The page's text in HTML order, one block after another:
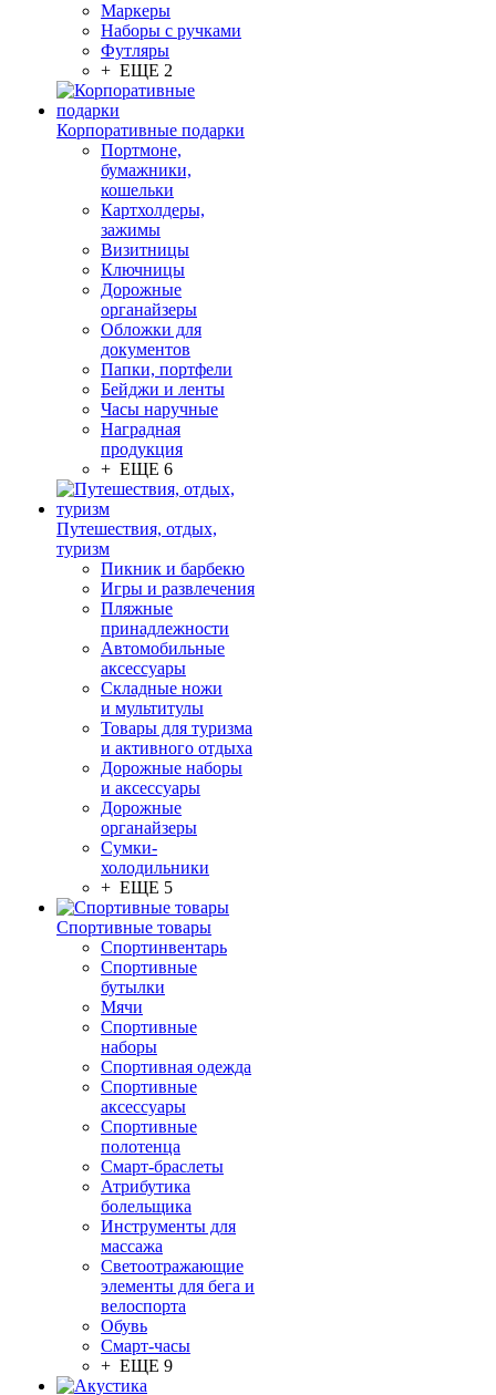
Маркеры
Наборы с ручками
Футляры
+ ЕЩЕ 2
Корпоративные подарки
Портмоне,
бумажники,
кошельки
Картхолдеры,
зажимы
Визитницы
Ключницы
Дорожные
органайзеры
Обложки для
документов
Папки, портфели
Бейджи и ленты
Часы наручные
Наградная
продукция
+ ЕЩЕ 6
Путешествия, отдых,
туризм
Пикник и барбекю
Игры и развлечения
Пляжные
принадлежности
Автомобильные
аксессуары
Складные ножи
и мультитулы
Товары для туризма
и активного отдыха
Дорожные наборы
и аксессуары
Дорожные
органайзеры
Сумки-
холодильники
+ ЕЩЕ 5
Спортивные товары
Спортинвентарь
Спортивные
бутылки
Мячи
Спортивные
наборы
Спортивная одежда
Спортивные
аксессуары
Спортивные
полотенца
Смарт-браслеты
Атрибутика
болельщика
Инструменты для
массажа
Светоотражающие
элементы для бега и
велоспорта
Обувь
Смарт-часы
+ ЕЩЕ 9